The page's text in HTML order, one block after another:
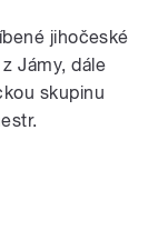
jihočeské
Jámy, dále
skupinu